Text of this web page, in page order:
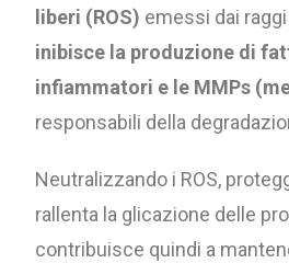
liberi (ROS) emessi dai
inibisce la produzione di
infiammatori e le MMPs
responsabili della
Neutralizzando i ROS,
rallenta la glicazione delle
contribuisce quindi a